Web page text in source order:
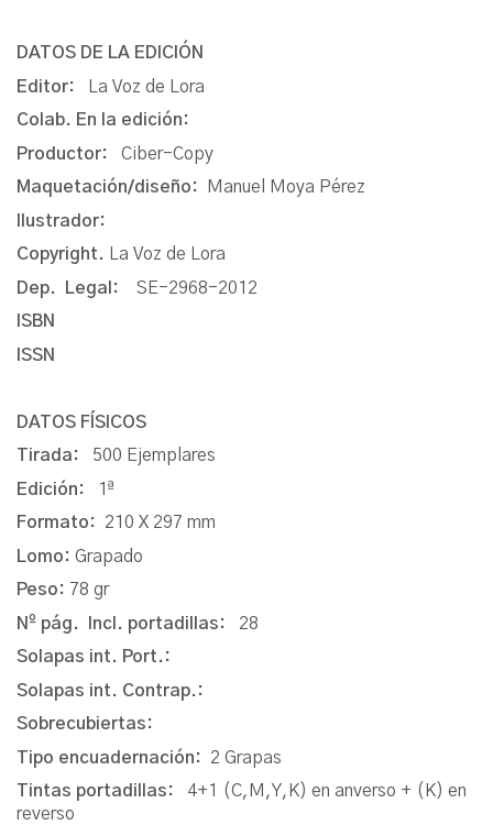
DATOS DE LA EDICIÓN
Editor:
La Voz de Lora
Colab. En la edición:
Productor: Ciber-Copy
Maquetación/diseño:
Manuel Moya Pérez
Ilustrador:
Copyright. La Voz de Lora
Dep. Legal: SE-2968-2012
ISBN
ISSN
DATOS FÍSICOS
Tirada: 500 Ejemplares
Edición:
1ª
Formato: 210 X 297 mm
Lomo: Grapado
Peso: 78 gr
Nº pág. Incl. portadillas: 28
Solapas int. Port.:
Solapas int. Contrap.:
Sobrecubiertas:
Tipo encuadernación: 2 Grapas
Tintas portadillas: 4+1 (C,M,Y,K) en anverso + (K) en
reverso